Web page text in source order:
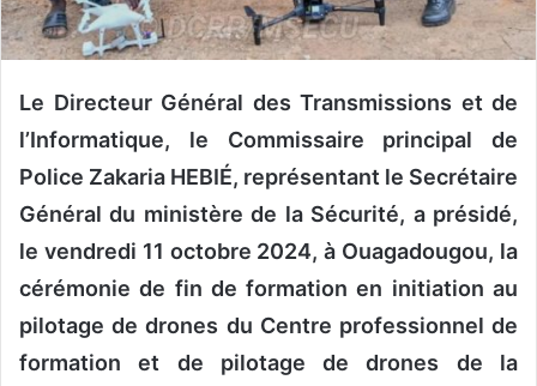
Le Directeur Général des Transmissions et de
l’Informatique, le Commissaire principal de
Police Zakaria HEBIÉ, représentant le Secrétaire
Général du ministère de la Sécurité, a présidé,
le vendredi 11 octobre 2024, à Ouagadougou, la
cérémonie de fin de formation en initiation au
pilotage de drones du Centre professionnel de
formation et de pilotage de drones de la